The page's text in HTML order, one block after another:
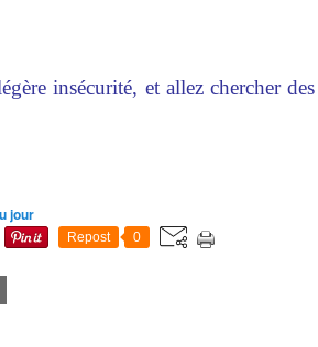
insécurité, et allez chercher
jour
Repost 0